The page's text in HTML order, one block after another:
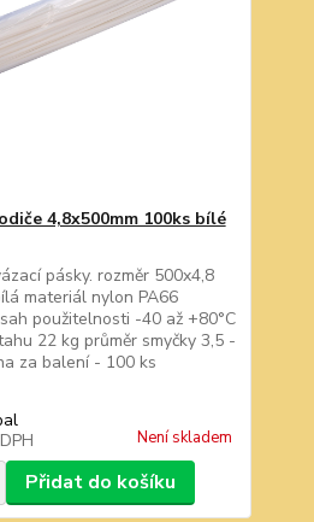
4,8x500mm 100ks bílé
pásky. rozměr 500x4,8
materiál nylon PA66
použitelnosti -40 až +80°C
22 kg průměr smyčky 3,5 -
za balení - 100 ks
Není skladem
Přidat do košíku